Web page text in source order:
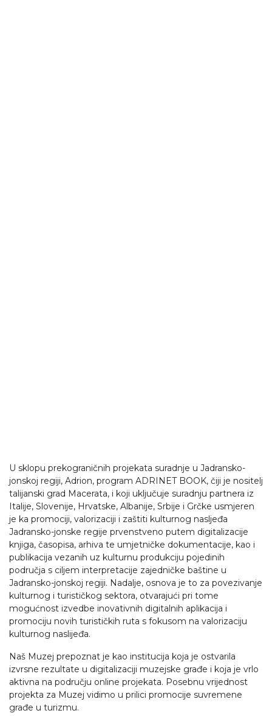
U sklopu prekograničnih projekata suradnje u Jadransko-
jonskoj regiji, Adrion, program ADRINET BOOK, čiji je nositelj
talijanski grad Macerata, i koji uključuje suradnju partnera iz
Italije, Slovenije, Hrvatske, Albanije, Srbije i Grčke usmjeren
je ka promociji, valorizaciji i zaštiti kulturnog nasljeđa
Jadransko-jonske regije prvenstveno putem digitalizacije
knjiga, časopisa, arhiva te umjetničke dokumentacije, kao i
publikacija vezanih uz kulturnu produkciju pojedinih
područja s ciljem interpretacije zajedničke baštine u
Jadransko-jonskoj regiji. Nadalje, osnova je to za povezivanje
kulturnog i turističkog sektora, otvarajući pri tome
mogućnost izvedbe inovativnih digitalnih aplikacija i
promociju novih turističkih ruta s fokusom na valorizaciju
kulturnog naslijeđa.
Naš Muzej prepoznat je kao institucija koja je ostvarila
izvrsne rezultate u digitalizaciji muzejske građe i koja je vrlo
aktivna na području online projekata. Posebnu vrijednost
projekta za Muzej vidimo u prilici promocije suvremene
građe u turizmu.